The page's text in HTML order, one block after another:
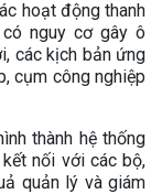
hoạt động thanh
nguy cơ gây ô
các kịch bản ứng
cụm công nghiệp
thành hệ thống
nối với các bộ,
quản lý và giám